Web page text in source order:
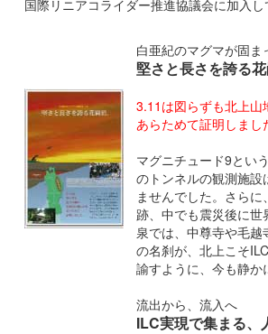
国際リニアコライダー推進協議会に加入し
白亜紀のマグマが固ま
堅さと長さを誇る
3.11は図らずも北上山
あらためて証明しまし
マグニチュード9とい
のトンネルの観測施設
ませんでした。さら
跡、中でも震災後に
泉では、中尊寺や毛越
の名刹が、北上こそ
諭すように、今も静か
流出から、流入へ
ILC実現で集まる、